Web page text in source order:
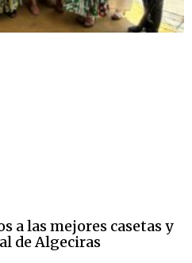
a las mejores casetas y
de Algeciras